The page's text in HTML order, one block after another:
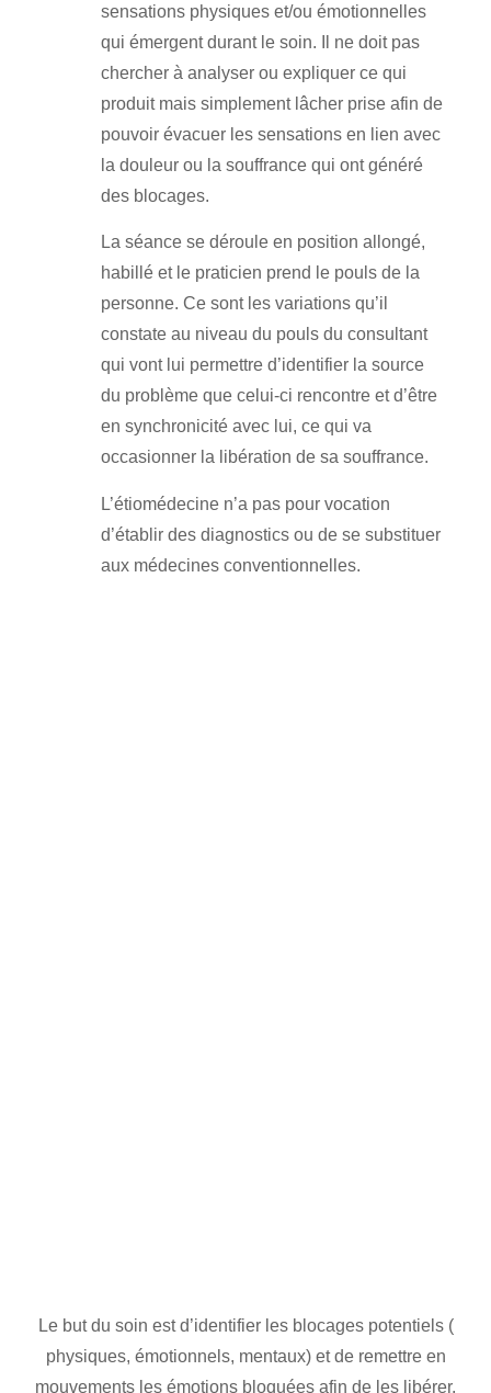
sensations physiques et/ou émotionnelles
qui émergent durant le soin. Il ne doit pas
chercher à analyser ou expliquer ce qui
produit mais simplement lâcher prise afin de
pouvoir évacuer les sensations en lien avec
la douleur ou la souffrance qui ont généré
des blocages.
La séance se déroule en position allongé,
habillé et le praticien prend le pouls de la
personne. Ce sont les variations qu’il
constate au niveau du pouls du consultant
qui vont lui permettre d’identifier la source
du problème que celui-ci rencontre et d’être
en synchronicité avec lui, ce qui va
occasionner la libération de sa souffrance.
L’étiomédecine n’a pas pour vocation
d’établir des diagnostics ou de se substituer
aux médecines conventionnelles.
Le but du soin est d’identifier les blocages potentiels (
physiques, émotionnels, mentaux) et de remettre en
mouvements les émotions bloquées afin de les libérer.